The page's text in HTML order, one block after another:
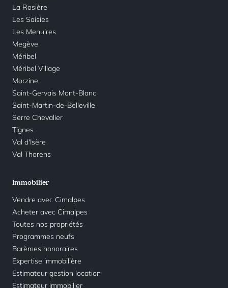
La Rosière
Les Saisies
Les Menuires
Megève
Méribel
Méribel Village
Morzine
Saint-Gervais Mont-Blanc
Saint-Martin-de-Belleville
Serre Chevalier
Tignes
Val d'Isère
Val Thorens
Immobilier
Vendre avec Cimalpes
Acheter avec Cimalpes
Toutes nos propriétés
Programmes neufs
Barèmes honoraires
Expertise immobilière
Estimateur gestion location
Estimateur immobilier